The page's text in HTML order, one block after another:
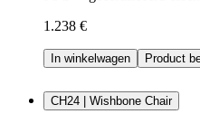
1.238 €
In winkelwagen Product
CH24 | Wishbone Chair